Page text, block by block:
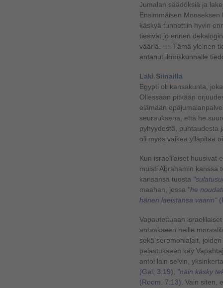
Jumalan säädöksiä ja
Ensimmäisen
käskyä tunnettiin hyvin
tiesivät jo ennen
vääriä.
Tämä yleinen
antanut ihmiskunnalle
Laki Siinailla
Egypti oli kansakunta,
Ollessaan pitkään
elämään
seurauksena, että he
pyhyydestä, puhtaudesta
oli myös vaikea ylläpitää
Kun israelilaiset huusivat
muisti Abrahamin kanssa
kansansa tuosta
maahan, jossa "he
hänen laeistansa vaarin"
Vapautettuaan
antaakseen heille
sekä seremonialait,
pelastukseen käy
antoi lain selvin,
(Gal. 3:19)
"näin käsky
(Room. 7:13) . Vain